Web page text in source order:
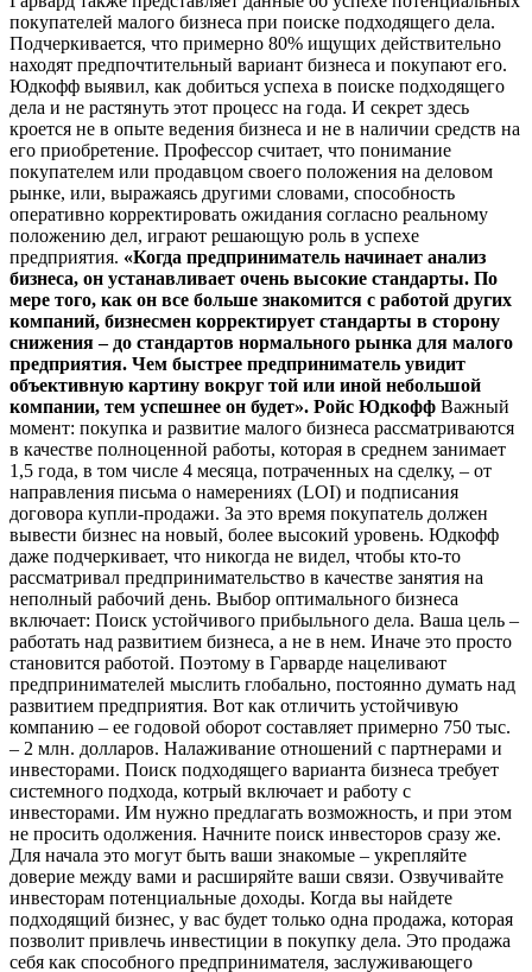
покупателей малого бизнеса при поиске подходящего дела.
Подчеркивается, что примерно 80% ищущих действительно
находят предпочтительный вариант бизнеса и покупают его.
Юдкофф выявил, как добиться успеха в поиске подходящего
дела и не растянуть этот процесс на года. И секрет здесь
кроется не в опыте ведения бизнеса и не в наличии средств на
его приобретение. Профессор считает, что понимание
покупателем или продавцом своего положения на деловом
рынке, или, выражаясь другими словами, способность
оперативно корректировать ожидания согласно реальному
положению дел, играют решающую роль в успехе
предприятия. «Когда предприниматель начинает анализ
бизнеса, он устанавливает очень высокие стандарты. По
мере того, как он все больше знакомится с работой других
компаний, бизнесмен корректирует стандарты в сторону
снижения – до стандартов нормального рынка для малого
предприятия. Чем быстрее предприниматель увидит
объективную картину вокруг той или иной небольшой
компании, тем успешнее он будет». Ройс Юдкофф Важный
момент: покупка и развитие малого бизнеса рассматриваются
в качестве полноценной работы, которая в среднем занимает
1,5 года, в том числе 4 месяца, потраченных на сделку, – от
направления письма о намерениях (LOI) и подписания
договора купли-продажи. За это время покупатель должен
вывести бизнес на новый, более высокий уровень. Юдкофф
даже подчеркивает, что никогда не видел, чтобы кто-то
рассматривал предпринимательство в качестве занятия на
неполный рабочий день. Выбор оптимального бизнеса
включает: Поиск устойчивого прибыльного дела. Ваша цель –
работать над развитием бизнеса, а не в нем. Иначе это просто
становится работой. Поэтому в Гарварде нацеливают
предпринимателей мыслить глобально, постоянно думать над
развитием предприятия. Вот как отличить устойчивую
компанию – ее годовой оборот составляет примерно 750 тыс.
– 2 млн. долларов. Налаживание отношений с партнерами и
инвесторами. Поиск подходящего варианта бизнеса требует
системного подхода, котрый включает и работу с
инвесторами. Им нужно предлагать возможность, и при этом
не просить одолжения. Начните поиск инвесторов сразу же.
Для начала это могут быть ваши знакомые – укрепляйте
доверие между вами и расширяйте ваши связи. Озвучивайте
инвесторам потенциальные доходы. Когда вы найдете
подходящий бизнес, у вас будет только одна продажа, которая
позволит привлечь инвестиции в покупку дела. Это продажа
себя как способного предпринимателя, заслуживающего